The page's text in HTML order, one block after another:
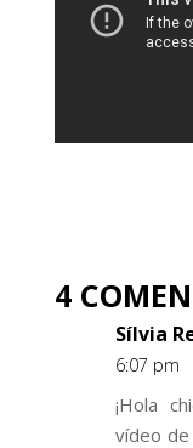
4
Sílvia
6:07 pm
¡Hola
vídeo